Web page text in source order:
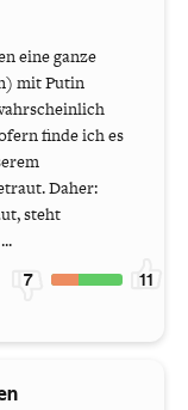
eine ganze
mit Putin
finde ich es
Daher:
steht
7 11